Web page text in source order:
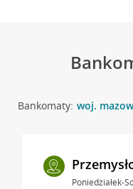
Bankomaty: woj.
Poniedziałek-